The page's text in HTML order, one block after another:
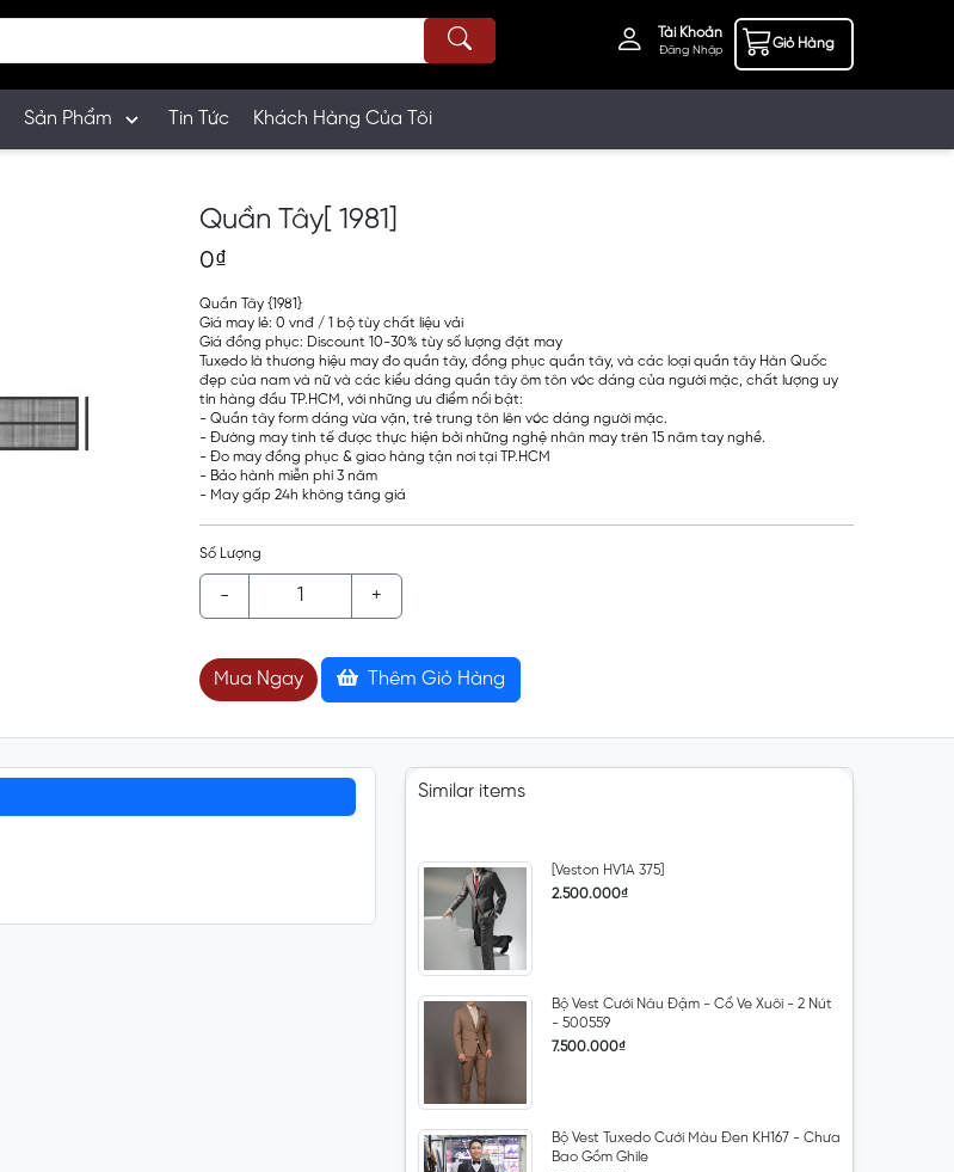
Tài Khoản
Đăng Nhập Giỏ Hàng
Sản Phẩm Tin Tức Khách Hàng Của Tôi
Quần Tây[ 1981]
0₫
Quần Tây {1981}
Giá may lẻ: 0 vnđ / 1 bộ tùy chất liệu vải
Giá đồng phục: Discount 10-30% tùy số lượng đặt may
Tuxedo là thương hiệu may đo quần tây, đồng phục quần tây, và các loại quần tây Hàn Quốc
đẹp của nam và nữ và các kiểu dáng quần tây ôm tôn vóc dáng của người mặc, chất lượng uy
tín hàng đầu TP.HCM, với những ưu điểm nổi bật:
- Quần tây form dáng vừa vặn, trẻ trung tôn lên vóc dáng người mặc.
- Đường may tinh tế được thực hiện bởi những nghệ nhân may trên 15 năm tay nghề.
- Đo may đồng phục & giao hàng tận nơi tại TP.HCM
- Bảo hành miễn phí 3 năm
- May gấp 24h không tăng giá
Số Lượng
- +
Mua Ngay Thêm Giỏ Hàng
Similar items
[Veston HV1A 375]
2.500.000₫
Bộ Vest Cưới Nâu Đậm - Cổ Ve Xuôi - 2 Nút
- 500559
7.500.000₫
Bộ Vest Tuxedo Cưới Màu Đen KH167 - Chưa
Bao Gồm Ghile